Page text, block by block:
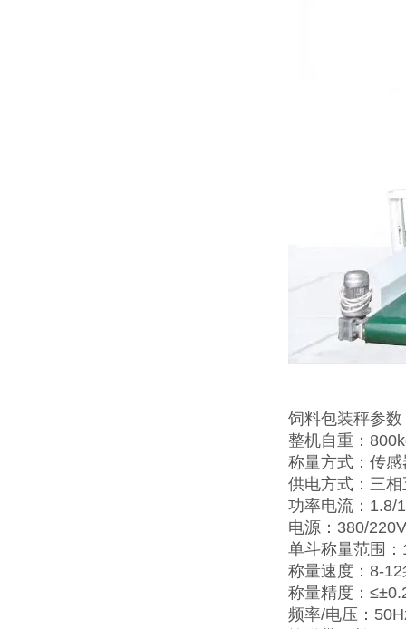
饲料包装秤参数
整机自重：
称量方式：传感
供电方式：三相
功率电流：1.8/
电源：380/
单斗称量范围
称量速度：8-
称量精度：
频率/电压：